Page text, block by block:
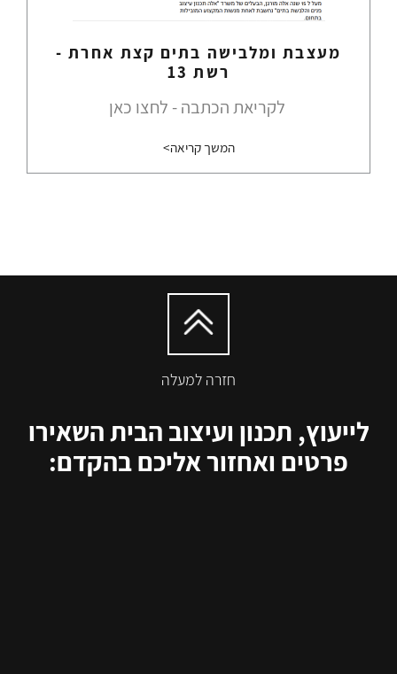
מעצבת ומלבישה בתים קצת אחרת -
רשת 13
לקריאת הכתבה - לחצו כאן
המשך קריאה>
חזרה למעלה
לייעוץ, תכנון ועיצוב הבית השאירו
פרטים ואחזור אליכם בהקדם: